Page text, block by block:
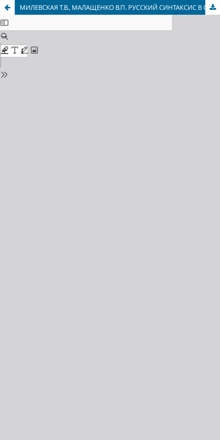
МИЛЕВСКАЯ Т.В., МАЛАЩЕНКО В.П. РУССКИЙ СИНТАКСИС В СИСТЕМНОМ ОПИСАНИИ. LAP LAMBERT Academic Publishing. 2011. 24 п.л.